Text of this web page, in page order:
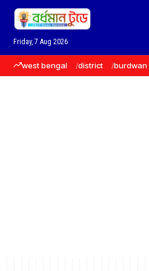
Friday, 7 Aug 2026
west bengal district burdwan